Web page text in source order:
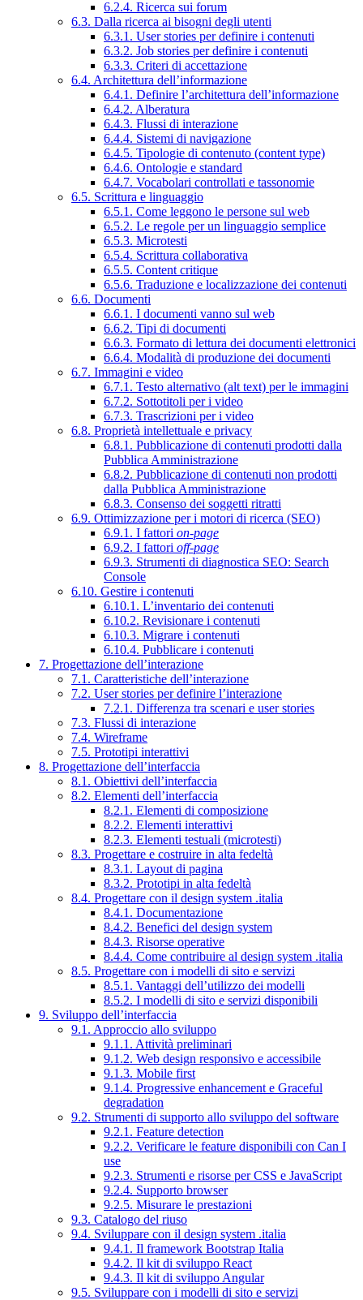
6.2.4. Ricerca sui forum
6.3. Dalla ricerca ai bisogni degli utenti
6.3.1. User stories per definire i contenuti
6.3.2. Job stories per definire i contenuti
6.3.3. Criteri di accettazione
6.4. Architettura dell’informazione
6.4.1. Definire l’architettura dell’informazione
6.4.2. Alberatura
6.4.3. Flussi di interazione
6.4.4. Sistemi di navigazione
6.4.5. Tipologie di contenuto (content type)
6.4.6. Ontologie e standard
6.4.7. Vocabolari controllati e tassonomie
6.5. Scrittura e linguaggio
6.5.1. Come leggono le persone sul web
6.5.2. Le regole per un linguaggio semplice
6.5.3. Microtesti
6.5.4. Scrittura collaborativa
6.5.5. Content critique
6.5.6. Traduzione e localizzazione dei contenuti
6.6. Documenti
6.6.1. I documenti vanno sul web
6.6.2. Tipi di documenti
6.6.3. Formato di lettura dei documenti elettronici
6.6.4. Modalità di produzione dei documenti
6.7. Immagini e video
6.7.1. Testo alternativo (alt text) per le immagini
6.7.2. Sottotitoli per i video
6.7.3. Trascrizioni per i video
6.8. Proprietà intellettuale e privacy
6.8.1. Pubblicazione di contenuti prodotti dalla
Pubblica Amministrazione
6.8.2. Pubblicazione di contenuti non prodotti
dalla Pubblica Amministrazione
6.8.3. Consenso dei soggetti ritratti
6.9. Ottimizzazione per i motori di ricerca (SEO)
6.9.1. I fattori on-page
6.9.2. I fattori off-page
6.9.3. Strumenti di diagnostica SEO: Search
Console
6.10. Gestire i contenuti
6.10.1. L’inventario dei contenuti
6.10.2. Revisionare i contenuti
6.10.3. Migrare i contenuti
6.10.4. Pubblicare i contenuti
7. Progettazione dell’interazione
7.1. Caratteristiche dell’interazione
7.2. User stories per definire l’interazione
7.2.1. Differenza tra scenari e user stories
7.3. Flussi di interazione
7.4. Wireframe
7.5. Prototipi interattivi
8. Progettazione dell’interfaccia
8.1. Obiettivi dell’interfaccia
8.2. Elementi dell’interfaccia
8.2.1. Elementi di composizione
8.2.2. Elementi interattivi
8.2.3. Elementi testuali (microtesti)
8.3. Progettare e costruire in alta fedeltà
8.3.1. Layout di pagina
8.3.2. Prototipi in alta fedeltà
8.4. Progettare con il design system .italia
8.4.1. Documentazione
8.4.2. Benefici del design system
8.4.3. Risorse operative
8.4.4. Come contribuire al design system .italia
8.5. Progettare con i modelli di sito e servizi
8.5.1. Vantaggi dell’utilizzo dei modelli
8.5.2. I modelli di sito e servizi disponibili
9. Sviluppo dell’interfaccia
9.1. Approccio allo sviluppo
9.1.1. Attività preliminari
9.1.2. Web design responsivo e accessibile
9.1.3. Mobile first
9.1.4. Progressive enhancement e Graceful
degradation
9.2. Strumenti di supporto allo sviluppo del software
9.2.1. Feature detection
9.2.2. Verificare le feature disponibili con Can I
use
9.2.3. Strumenti e risorse per CSS e JavaScript
9.2.4. Supporto browser
9.2.5. Misurare le prestazioni
9.3. Catalogo del riuso
9.4. Sviluppare con il design system .italia
9.4.1. Il framework Bootstrap Italia
9.4.2. Il kit di sviluppo React
9.4.3. Il kit di sviluppo Angular
9.5. Sviluppare con i modelli di sito e servizi